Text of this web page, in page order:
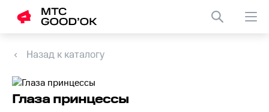
Назад к каталогу
Глаза принцессы